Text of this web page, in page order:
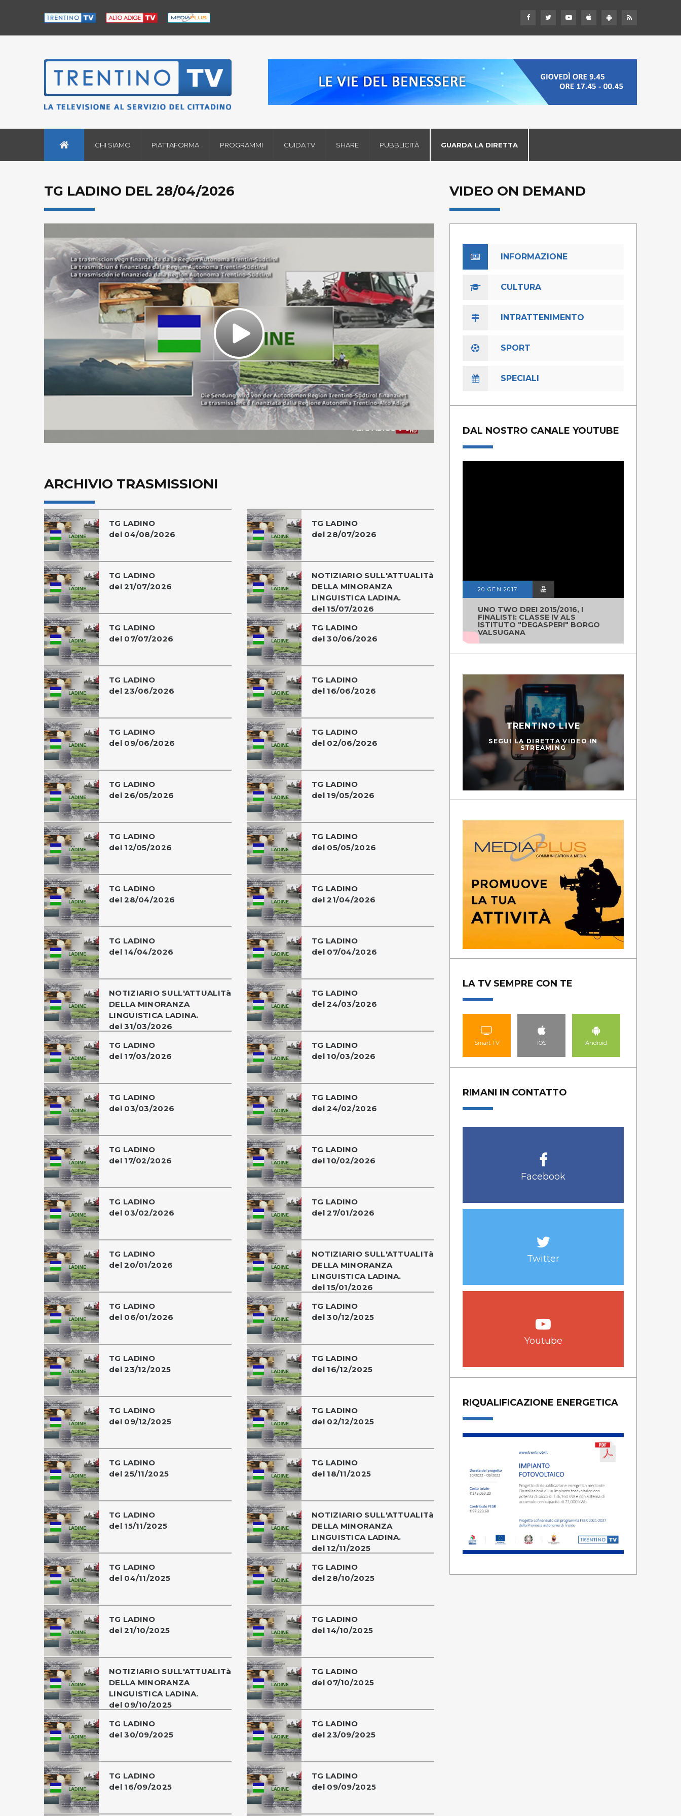
CHI SIAMO PIATTAFORMA PROGRAMMI GUIDA TV SHARE PUBBLICITÀ GUARDA LA DIRETTA
TG LADINO DEL 28/04/2026
Play
Video
ARCHIVIO TRASMISSIONI
TG LADINO
del 04/08/2026
TG LADINO
del 28/07/2026
TG LADINO
del 21/07/2026
NOTIZIARIO SULL'ATTUALITà
DELLA MINORANZA
LINGUISTICA LADINA.
del 15/07/2026
TG LADINO
del 07/07/2026
TG LADINO
del 30/06/2026
TG LADINO
del 23/06/2026
TG LADINO
del 16/06/2026
TG LADINO
del 09/06/2026
TG LADINO
del 02/06/2026
TG LADINO
del 26/05/2026
TG LADINO
del 19/05/2026
TG LADINO
del 12/05/2026
TG LADINO
del 05/05/2026
TG LADINO
del 28/04/2026
TG LADINO
del 21/04/2026
TG LADINO
del 14/04/2026
TG LADINO
del 07/04/2026
NOTIZIARIO SULL'ATTUALITà
DELLA MINORANZA
LINGUISTICA LADINA.
del 31/03/2026
TG LADINO
del 24/03/2026
TG LADINO
del 17/03/2026
TG LADINO
del 10/03/2026
TG LADINO
del 03/03/2026
TG LADINO
del 24/02/2026
TG LADINO
del 17/02/2026
TG LADINO
del 10/02/2026
TG LADINO
del 03/02/2026
TG LADINO
del 27/01/2026
TG LADINO
del 20/01/2026
NOTIZIARIO SULL'ATTUALITà
DELLA MINORANZA
LINGUISTICA LADINA.
del 15/01/2026
TG LADINO
del 06/01/2026
TG LADINO
del 30/12/2025
TG LADINO
del 23/12/2025
TG LADINO
del 16/12/2025
TG LADINO
del 09/12/2025
TG LADINO
del 02/12/2025
TG LADINO
del 25/11/2025
TG LADINO
del 18/11/2025
TG LADINO
del 15/11/2025
NOTIZIARIO SULL'ATTUALITà
DELLA MINORANZA
LINGUISTICA LADINA.
del 12/11/2025
TG LADINO
del 04/11/2025
TG LADINO
del 28/10/2025
TG LADINO
del 21/10/2025
TG LADINO
del 14/10/2025
NOTIZIARIO SULL'ATTUALITà
DELLA MINORANZA
LINGUISTICA LADINA.
del 09/10/2025
TG LADINO
del 07/10/2025
TG LADINO
del 30/09/2025
TG LADINO
del 23/09/2025
TG LADINO
del 16/09/2025
TG LADINO
del 09/09/2025
VIDEO ON DEMAND
INFORMAZIONE
CULTURA
INTRATTENIMENTO
SPORT
SPECIALI
DAL NOSTRO CANALE YOUTUBE
20 GEN 2017
UNO TWO DREI 2015/2016, I
FINALISTI: CLASSE IV ALS
ISTITUTO "DEGASPERI" BORGO
VALSUGANA
TRENTINO LIVE
SEGUI LA DIRETTA VIDEO IN
STREAMING
LA TV SEMPRE CON TE
Smart TV IOS Android
RIMANI IN CONTATTO
Facebook
Twitter
Youtube
RIQUALIFICAZIONE ENERGETICA